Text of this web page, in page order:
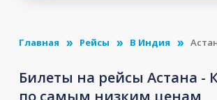
Главная Рейсы В Индия
Билеты на рейсы Астана -
по самым низким ценам